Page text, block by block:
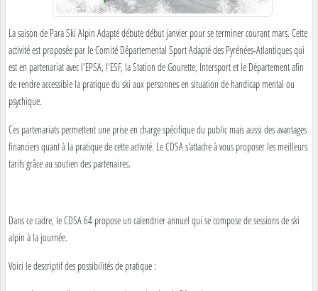
La saison de Para Ski Alpin Adapté débute début janvier pour se terminer courant mars. Cette
activité est proposée par le Comité Départemental Sport Adapté des Pyrénées-Atlantiques qui
est en partenariat avec l'EPSA, l'ESF, la Station de Gourette, Intersport et le Département afin
de rendre accessible la pratique du ski aux personnes en situation de handicap mental ou
psychique.
Ces partenariats permettent une prise en charge spécifique du public mais aussi des avantages
financiers quant à la pratique de cette activité. Le CDSA s'attache à vous proposer les meilleurs
tarifs grâce au soutien des partenaires.
Dans ce cadre, le CDSA 64 propose un calendrier annuel qui se compose de sessions de ski
alpin à la journée.
Voici le descriptif des possibilités de pratique :